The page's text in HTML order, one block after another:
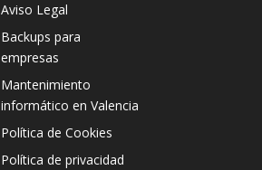
Aviso Legal
Backups para
empresas
Mantenimiento
informático en Valencia
Política de Cookies
Política de privacidad